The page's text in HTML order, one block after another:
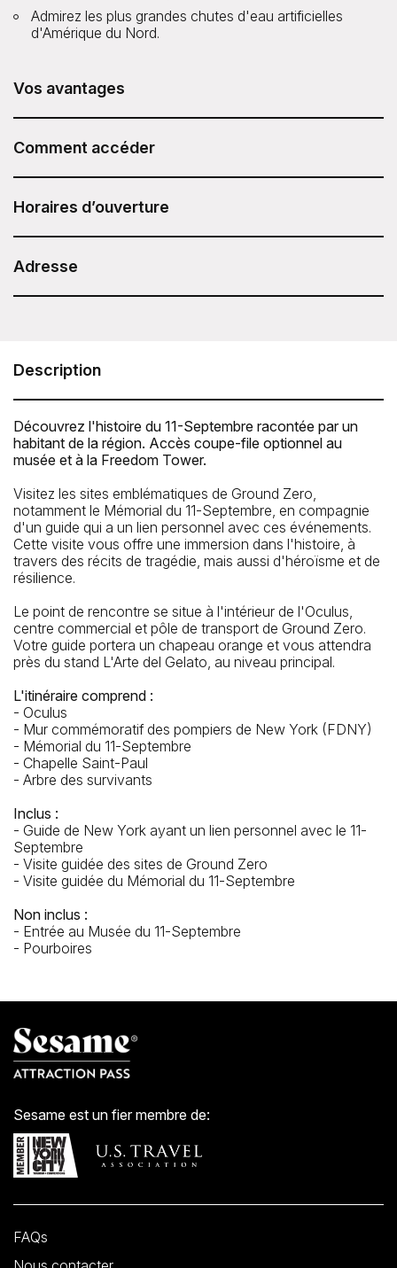
Admirez les plus grandes chutes d'eau artificielles
d'Amérique du Nord.
Vos avantages
ExperienceFirst est incluse dans votre Pass Attractions
Comment accéder
tuo account per prenotare il biglietto.
Horaires d’ouverture
Du jeudi au samedi : 10h30, 13h et 15h.
Durée : 1 h 30.
Adresse
Téléphone: +1 (929) 255-3971
L'arrêt de bus le plus proche
Church St / Fulton St: QM7, QM8, QM11, QM25, QM65
Description
Découvrez l'histoire du 11-Septembre racontée par un
habitant de la région. Accès coupe-file optionnel au
musée et à la Freedom Tower.
Visitez les sites emblématiques de Ground Zero,
notamment le Mémorial du 11-Septembre, en compagnie
d'un guide qui a un lien personnel avec ces événements.
Cette visite vous offre une immersion dans l'histoire, à
travers des récits de tragédie, mais aussi d'héroïsme et de
résilience.
Le point de rencontre se situe à l'intérieur de l'Oculus,
centre commercial et pôle de transport de Ground Zero.
Votre guide portera un chapeau orange et vous attendra
près du stand L'Arte del Gelato, au niveau principal.
L'itinéraire comprend :
- Oculus
- Mur commémoratif des pompiers de New York (FDNY)
- Mémorial du 11-Septembre
- Chapelle Saint-Paul
- Arbre des survivants
Inclus :
- Guide de New York ayant un lien personnel avec le 11-
Septembre
- Visite guidée des sites de Ground Zero
- Visite guidée du Mémorial du 11-Septembre
Non inclus :
- Entrée au Musée du 11-Septembre
- Pourboires
Sesame est un fier membre de:
FAQs